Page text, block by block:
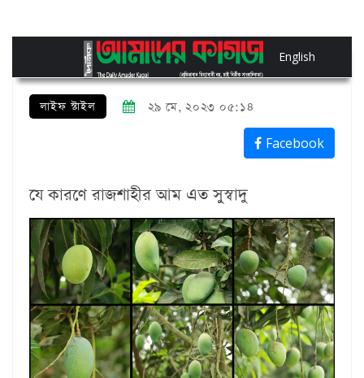
English
লাইফ স্টাইল ২৯ মে, ২০২৩ ০৫:১৪
Facebook
যে কারণে রাজশাহীর আম এত সুস্বাদু